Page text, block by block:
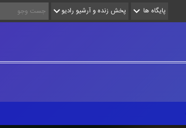
پایگاه ها پخش زنده و آرشیو رادیو